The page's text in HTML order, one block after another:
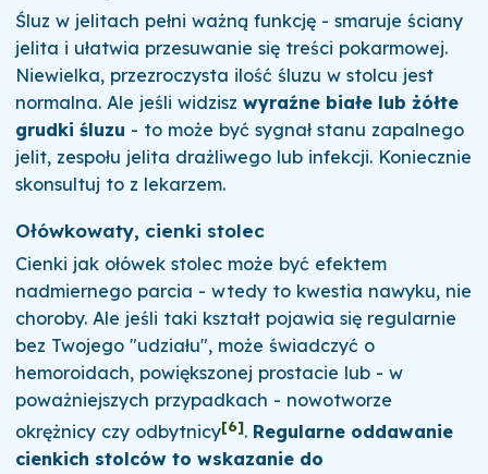
Śluz w jelitach pełni ważną funkcję - smaruje ściany
jelita i ułatwia przesuwanie się treści pokarmowej.
Niewielka, przezroczysta ilość śluzu w stolcu jest
normalna. Ale jeśli widzisz wyraźne białe lub żółte
grudki śluzu - to może być sygnał stanu zapalnego
jelit, zespołu jelita drażliwego lub infekcji. Koniecznie
skonsultuj to z lekarzem.
Ołówkowaty, cienki stolec
Cienki jak ołówek stolec może być efektem
nadmiernego parcia - wtedy to kwestia nawyku, nie
choroby. Ale jeśli taki kształt pojawia się regularnie
bez Twojego "udziału", może świadczyć o
hemoroidach, powiększonej prostacie lub - w
poważniejszych przypadkach - nowotworze
okrężnicy czy odbytnicy[6]. Regularne oddawanie
cienkich stolców to wskazanie do